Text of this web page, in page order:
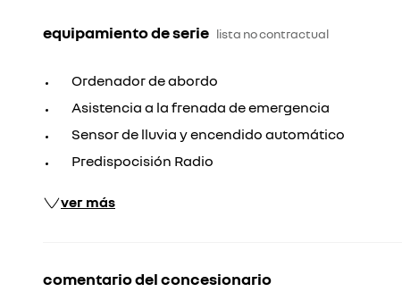
equipamiento de serie lista no contractual
Ordenador de abordo
Asistencia a la frenada de emergencia
Sensor de lluvia y encendido automático
Predispocisión Radio
ver más
comentario del concesionario